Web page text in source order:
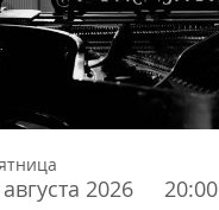
2026 20:00